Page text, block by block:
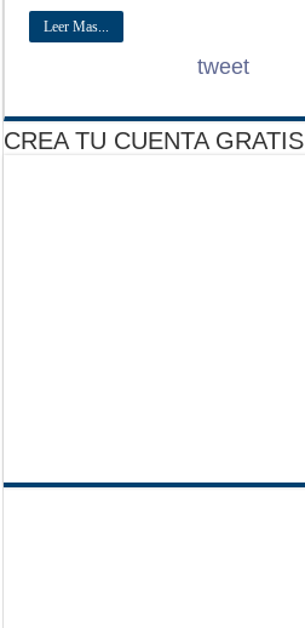
Leer Mas...
tweet
CREA TU CUENTA GRATIS